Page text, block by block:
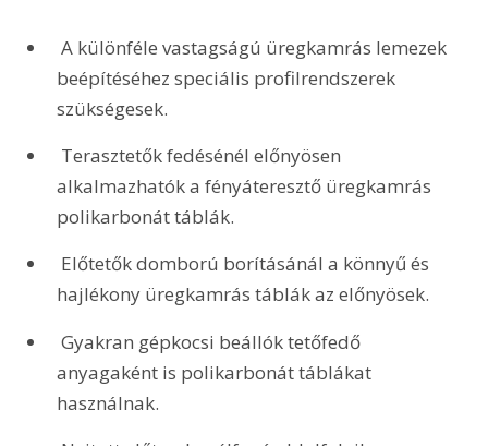
A különféle vastagságú üregkamrás lemezek
beépítéséhez speciális profilrendszerek
szükségesek.
alkalmazhatók a fényáteresztő üregkamrás
polikarbonát táblák.
hajlékony üregkamrás táblák az előnyösek.
Gyakran gépkocsi beállók tetőfedő
anyagaként is polikarbonát táblákat
használnak.